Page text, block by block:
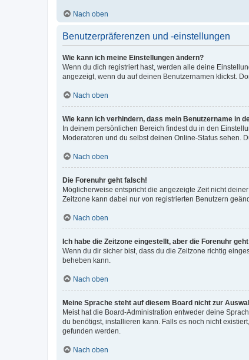
Nach oben
Benutzerpräferenzen und -einstellungen
Wie kann ich meine Einstellungen ändern?
Wenn du dich registriert hast, werden alle deine
angezeigt, wenn du auf deinen Benutzernamen klickst.
Nach oben
Wie kann ich verhindern, dass mein Benutzername in
In deinem persönlichen Bereich findest du in den
Moderatoren und du selbst deinen Online-Status sehen.
Nach oben
Die Forenuhr geht falsch!
Möglicherweise entspricht die angezeigte Zeit nicht
Zeitzone kann dabei nur von registrierten Benutzern
Nach oben
Ich habe die Zeitzone eingestellt, aber die Forenuhr
Wenn du dir sicher bist, dass du die Zeitzone richtig
beheben kann.
Nach oben
Meine Sprache steht auf diesem Board nicht zur
Meist hat die Board-Administration entweder deine
du benötigst, installieren kann. Falls es noch nicht
gefunden werden.
Nach oben